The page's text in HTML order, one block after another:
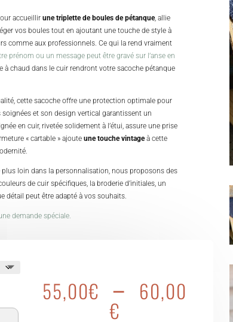
accueillirune triplette de boules de pétanque, allie
vos boules tout en ajoutant une touche de style à
comme aux professionnels. Ce qui la rend vraiment
prénom ou un message peut être gravé sur l’anse en
à chaud dans le cuir rendront votre sacoche pétanque
cette sacoche offre une protection optimale pour
et son design vertical garantissent un
en cuir, rivetée solidement à l’étui, assure une prise
« cartable » ajouteune touche vintageà cette
loin dans la personnalisation, nous proposons des
de cuir spécifiques, la broderie d’initiales, un
détail peut être adapté à vos souhaits.
demande spéciale.
55,00€ – 60,00
€Plage